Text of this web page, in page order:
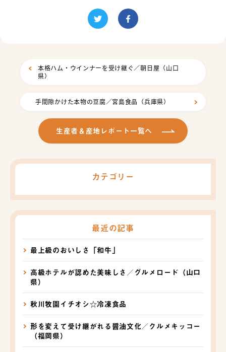
本格ハム・ウインナーを受け継ぐ／朝日屋（山口
県）
手間隙かけた本物の豆腐／宮島食品（兵庫県）
生産者＆産地レポート一覧へ
カテゴリー
最近の記事
最上級のおいしさ「和牛」
高級ホテルが認めた美味しさ／グルメロード（山口
県）
秋川牧園イチオシ☆冷凍食品
形を変えて受け継がれる醤油文化／クルメキッコー
（福岡県）